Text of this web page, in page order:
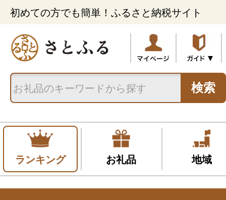
初めての方でも簡単！ふるさと納税サイト
検索
ランキング お礼品 地域